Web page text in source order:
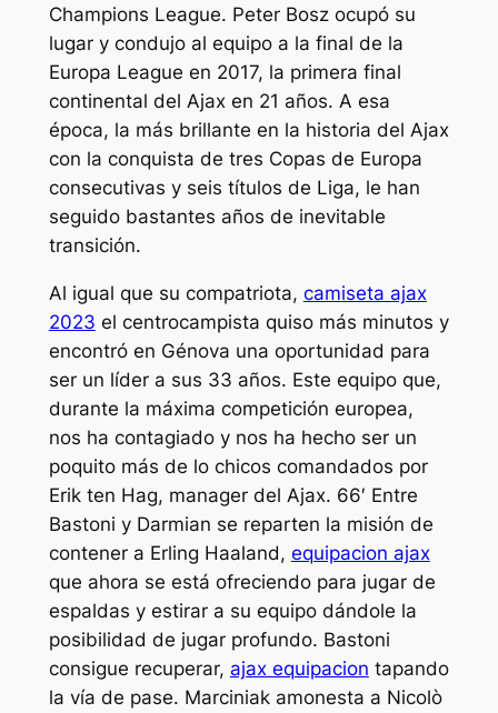
Champions League. Peter Bosz ocupó su
lugar y condujo al equipo a la final de la
Europa League en 2017, la primera final
continental del Ajax en 21 años. A esa
época, la más brillante en la historia del Ajax
con la conquista de tres Copas de Europa
consecutivas y seis títulos de Liga, le han
seguido bastantes años de inevitable
transición.
Al igual que su compatriota, camiseta ajax
2023 el centrocampista quiso más minutos y
encontró en Génova una oportunidad para
ser un líder a sus 33 años. Este equipo que,
durante la máxima competición europea,
nos ha contagiado y nos ha hecho ser un
poquito más de lo chicos comandados por
Erik ten Hag, manager del Ajax. 66′ Entre
Bastoni y Darmian se reparten la misión de
contener a Erling Haaland, equipacion ajax
que ahora se está ofreciendo para jugar de
espaldas y estirar a su equipo dándole la
posibilidad de jugar profundo. Bastoni
consigue recuperar, ajax equipacion tapando
la vía de pase. Marciniak amonesta a Nicolò